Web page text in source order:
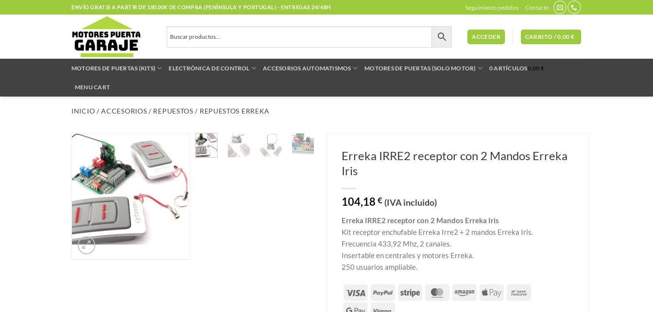
al
ENVÍO GRATIS A PARTIR DE 180,00€ DE COMPRA (PENÍNSULA Y PORTUGAL) - ENTREGAS 24/48H Seguimiento pedidos Contacto
ACCEDER CARRITO /0,00€
MOTORES DE PUERTAS (KITS) ELECTRÓNICA DE CONTROL ACCESORIOS AUTOMATISMOS MOTORES DE PUERTAS (SOLO MOTOR) 0 ARTÍCULOS0,00 €
MENU CART
INICIO / ACCESORIOS / REPUESTOS / REPUESTOS ERREKA
Erreka IRRE2 receptor con 2 Mandos Erreka
Iris
104,18 € (IVA incluido)
Erreka IRRE2 receptor con 2 Mandos Erreka Iris
Kit receptor enchufable Erreka Irre2 + 2 mandos Erreka Iris.
Frecuencia 433,92 Mhz, 2 canales.
Insertable en centrales y motores Erreka.
250 usuarios ampliable.